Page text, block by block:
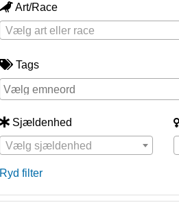
Art/Race
Vælg art eller race
Tags
Sjældenhed
Vælg sjældenhed
Ryd filter